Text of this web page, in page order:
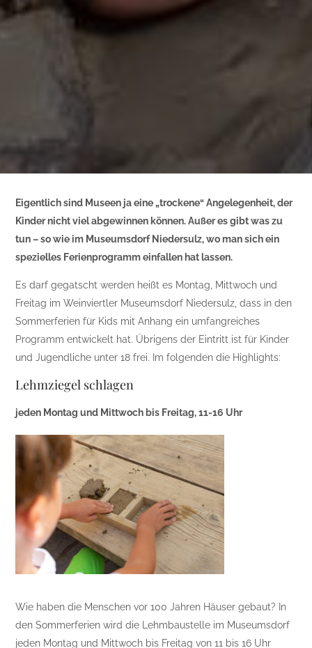
Eigentlich sind Museen ja eine „trockene“ Angelegenheit, der
Kinder nicht viel abgewinnen können. Außer es gibt was zu
tun – so wie im Museumsdorf Niedersulz, wo man sich ein
spezielles Ferienprogramm einfallen hat lassen.
Es darf gegatscht werden heißt es Montag, Mittwoch und
Freitag im Weinviertler Museumsdorf Niedersulz, dass in den
Sommerferien für Kids mit Anhang ein umfangreiches
Programm entwickelt hat. Übrigens der Eintritt ist für Kinder
und Jugendliche unter 18 frei. Im folgenden die Highlights:
Lehmziegel schlagen
jeden Montag und Mittwoch bis Freitag, 11-16 Uhr
Wie haben die Menschen vor 100 Jahren Häuser gebaut? In
den Sommerferien wird die Lehmbaustelle im Museumsdorf
jeden Montag und Mittwoch bis Freitag von 11 bis 16 Uhr